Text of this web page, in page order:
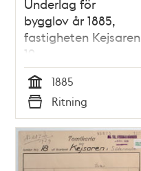
Underlag för
bygglov år 1885,
fastigheten Kejsaren
19
Tid
1885
Typ
Ritning